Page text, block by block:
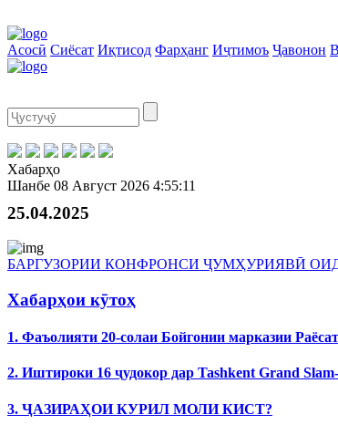
Асосӣ Сиёсат Иқтисод Фарҳанг Иҷтимоъ Ҷавонон
Хабарҳо
Шанбе 08 Август 2026 4:55:11
25.04.2025
БАРГУЗОРИИ КОНФРОНСИ ҶУМҲУРИЯВӢ
Хабарҳои кӯтоҳ
1. Фаъолияти 20-солаи Бойгонии марказии
2. Иштироки 16 ҷудокор дар Tashkent Grand
3. ҶАЗИРАҲОИ КУРИЛ МОЛИ КИСТ?